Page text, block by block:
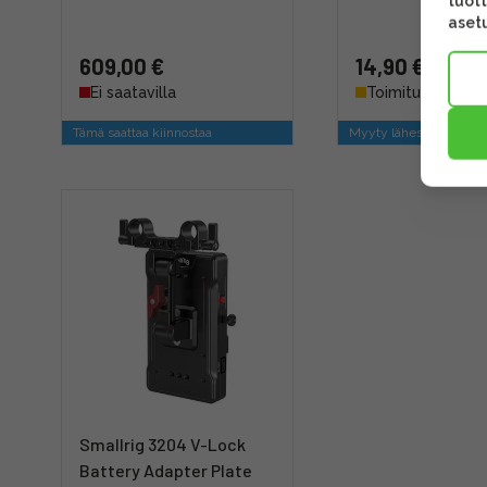
609,00 €
Ei saatavilla
Tämä saattaa kiinnostaa
14,90 €
Toimitus 4 - 6
Myyty lähes aina
Smallrig 3204 V-Lock
Battery Adapter Plate